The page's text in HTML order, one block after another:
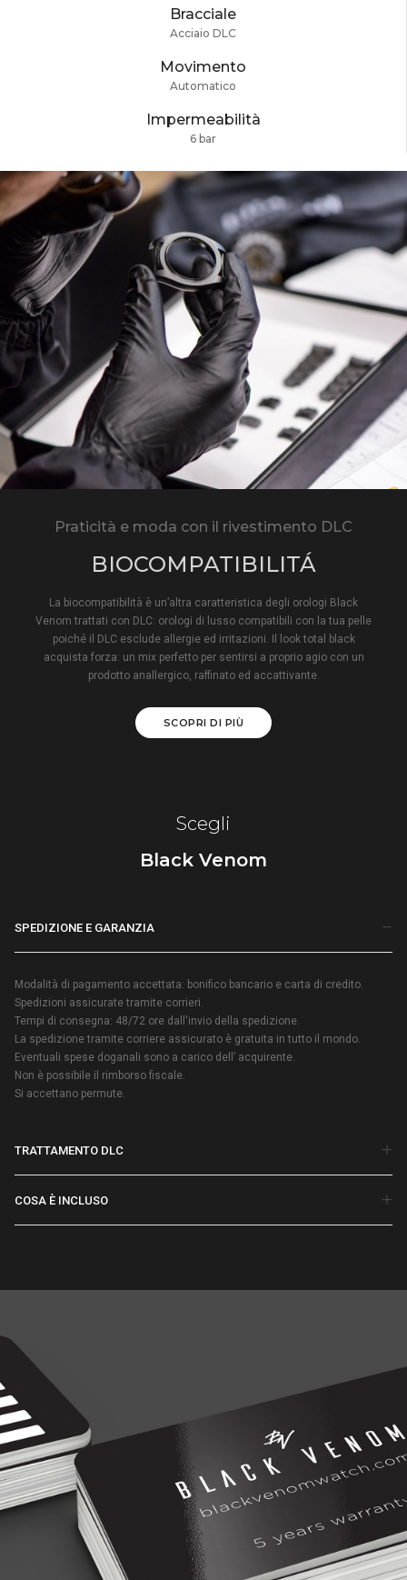
Bracciale
Acciaio DLC
Movimento
Automatico
Impermeabilità
6 bar
Praticità e moda con il rivestimento DLC
BIOCOMPATIBILITÁ
La biocompatibilità è un’altra caratteristica degli orologi Black
Venom trattati con DLC: orologi di lusso compatibili con la tua pelle
poiché il DLC esclude allergie ed irritazioni. Il look total black
acquista forza: un mix perfetto per sentirsi a proprio agio con un
prodotto anallergico, raffinato ed accattivante.
SCOPRI DI PIÙ
Scegli
Black Venom
SPEDIZIONE E GARANZIA
Modalità di pagamento accettata: bonifico bancario e carta di credito.
Spedizioni assicurate tramite corrieri.
Tempi di consegna: 48/72 ore dall'invio della spedizione.
La spedizione tramite corriere assicurato è gratuita in tutto il mondo.
Eventuali spese doganali sono a carico dell’ acquirente.
Non è possibile il rimborso fiscale.
Si accettano permute.
TRATTAMENTO DLC
COSA È INCLUSO